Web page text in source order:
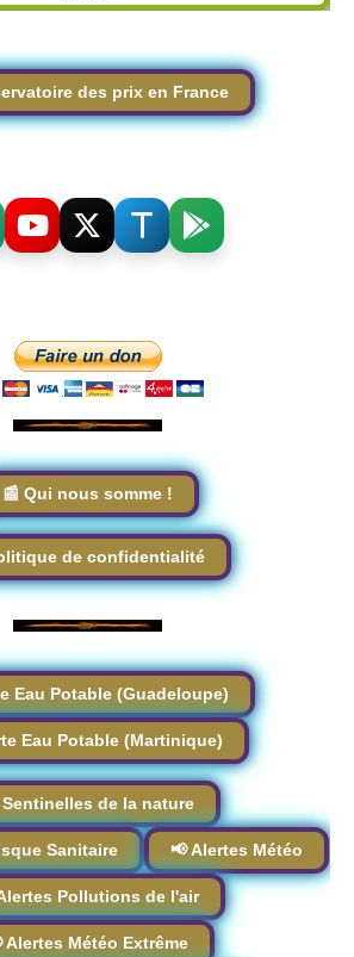
des prix en France
📰 Qui nous somme !
de confidentialité
Eau Potable (Guadeloupe)
Eau Potable (Martinique)
Sentinelles de la nature
Sanitaire 📢 Alertes Météo
Pollutions de l'air
Alertes Météo Extrême